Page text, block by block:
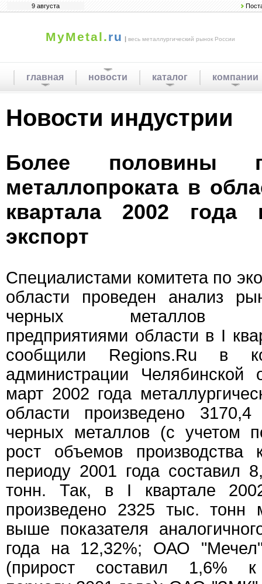
9 августа
MyMetal.ru | весь металлургический рынок России
главная новости каталог компании
Новости индустрии
Более половины
металлопроката в
квартала 2002 года
экспорт
Специалистами комитета по
области проведен анализ
черных металлов
предприятиями области в I
сообщили Regions.Ru в
администрации Челябинской
март 2002 года
области произведено
черных металлов (с учетом
рост объемов производства
периоду 2001 года составил
тонн. Так, в I квартале
произведено 2325 тыс. тонн
выше показателя
года на 12,32%; ОАО
(прирост составил 1,6% к